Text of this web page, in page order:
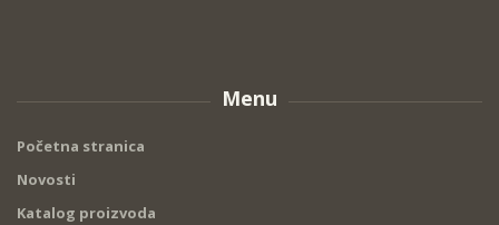
Menu
Početna stranica
Novosti
Katalog proizvoda